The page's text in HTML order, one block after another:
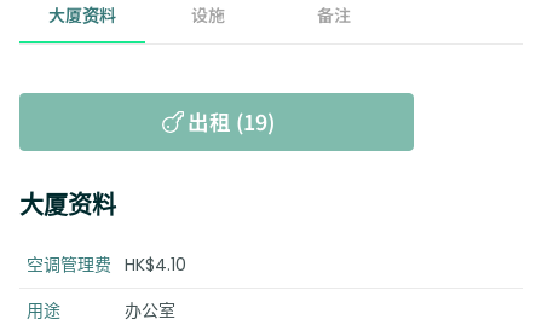
大厦资料 设施 备注
出租 (19)
大厦资料
空调管理费 HK$4.10
用途
办公室